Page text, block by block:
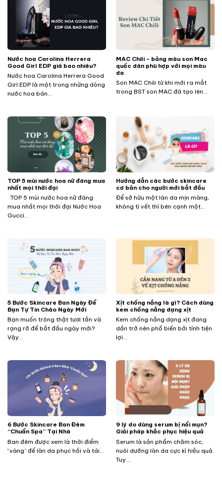
Nước hoa Carolina Herrera
Good Girl EDP giá bao nhiêu?
Nước hoa Carolina Herrera Good
Girl EDP là một trong những dòng
nước hoa bán...
MAC Chili – bảng màu son Mac
quốc dân phù hợp với mọi màu
da
Son MAC Chili từ khi mới ra mắt
trong BST son MAC đã tạo lên...
TOP 5 mùi nước hoa nữ đáng mua
nhất mọi thời đại
TOP 5 mùi nước hoa nữ đáng
mua nhất mọi thời đại Nước Hoa
Gucci...
Hướng dẫn các bước skincare
cơ bản cho người mới bắt đầu
Để sở hữu một làn da mịn màng,
không tì vết thì bên cạnh một...
5 Bước Skincare Ban Ngày Để
Bạn Tự Tin Chào Ngày Mới
Bạn muốn trông thật tươi tắn và
rạng rỡ để bắt đầu ngày mới?
Vậy...
Xịt chống nắng là gì? Cách dùng
kem chống nắng dạng xịt
Kem chống nắng dạng xịt đang
dần trở nên phổ biến bởi tính tiện
lợi...
​​​​​​6 Bước Skincare Ban Đêm
“Chuẩn Spa” Tại Nhà
Ban đêm được xem là thời điểm
“vàng” để làn da phục hồi và tái...
9 lý do dùng serum bị nổi mụn?
Giải pháp khắc phục hiệu quả
Serum là sản phẩm chăm sóc,
nuôi dưỡng làn da cực kì hiệu quả.
Tuy...